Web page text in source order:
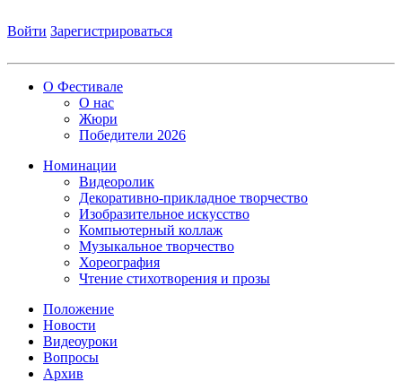
Войти Зарегистрироваться
О Фестивале
О нас
Жюри
Победители 2026
Номинации
Видеоролик
Декоративно-прикладное творчество
Изобразительное искусство
Компьютерный коллаж
Музыкальное творчество
Хореография
Чтение стихотворения и прозы
Положение
Новости
Видеоуроки
Вопросы
Архив